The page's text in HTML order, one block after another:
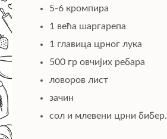
5-6 кромпира
1 већа шаргарепа
1 главица црног лука
500 гр овчијих ребара
ловоров лист
зачин
сол и млевени црни бибер.